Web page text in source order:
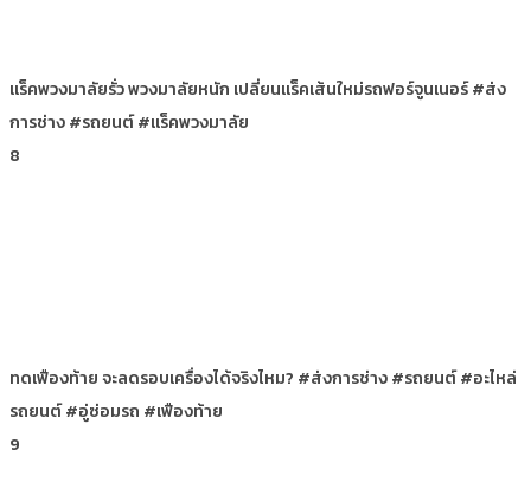
แร็คพวงมาลัยรั่ว พวงมาลัยหนัก เปลี่ยนแร็คเส้นใหม่รถฟอร์จูนเนอร์ #ส่ง
การช่าง #รถยนต์ #แร็คพวงมาลัย
8
ทดเฟืองท้าย จะลดรอบเครื่องได้จริงไหม? #ส่งการช่าง #รถยนต์ #อะไหล่
รถยนต์ #อู่ซ่อมรถ #เฟืองท้าย
9